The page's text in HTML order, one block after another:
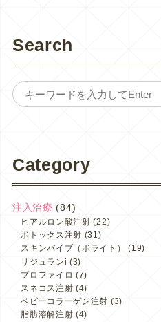
Search
Category
注入治療 (84)
ヒアルロン酸注射 (22)
ボトックス注射 (31)
スキンバイブ（ボライト）
(19)
リジュランi (3)
プロファイロ (7)
スネコス注射 (4)
ベビーコラーゲン注射 (3)
脂肪溶解注射 (4)